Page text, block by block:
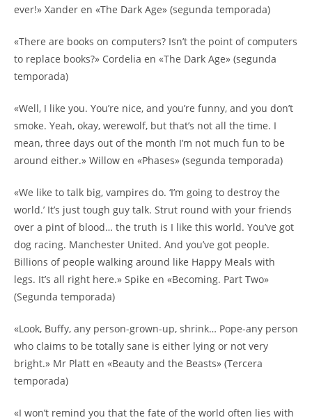
ever!» Xander en «The Dark Age» (segunda temporada)
«There are books on computers? Isn’t the point of computers
to replace books?» Cordelia en «The Dark Age» (segunda
temporada)
«Well, I like you. You’re nice, and you’re funny, and you don’t
smoke. Yeah, okay, werewolf, but that’s not all the time. I
mean, three days out of the month I’m not much fun to be
around either.» Willow en «Phases» (segunda temporada)
«We like to talk big, vampires do. ‘I’m going to destroy the
world.’ It’s just tough guy talk. Strut round with your friends
over a pint of blood… the truth is I like this world. You’ve got
dog racing. Manchester United. And you’ve got people.
Billions of people walking around like Happy Meals with
legs. It’s all right here.» Spike en «Becoming. Part Two»
(Segunda temporada)
«Look, Buffy, any person-grown-up, shrink… Pope-any person
who claims to be totally sane is either lying or not very
bright.» Mr Platt en «Beauty and the Beasts» (Tercera
temporada)
«I won’t remind you that the fate of the world often lies with